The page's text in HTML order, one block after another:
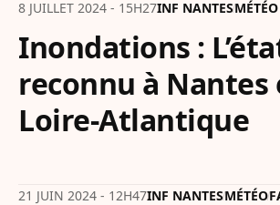
8 JUILLET 2024 - 15H27INF NANTESMÉTÉO
Inondations :
reconnu à Nantes
Loire-Atlantique
21 JUIN 2024 - 12H47INF NANTESMÉTÉO